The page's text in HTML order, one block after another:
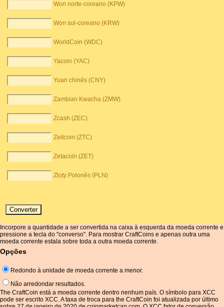
Won norte-coreano (KPW)
Won sul-coreano (KRW)
WorldCoin (WDC)
Yacoin (YAC)
Yuan chinês (CNY)
Zambian Kwacha (ZMW)
Zcash (ZEC)
Zeitcoin (ZTC)
Zetacoin (ZET)
Zloty Polonês (PLN)
Incorpore a quantidade a ser convertida na caixa à esquerda da moeda corrente e
pressione a tecla do "converso". Para mostrar CraftCoins e apenas outra uma
moeda corrente estala sobre toda a outra moeda corrente.
Opções
Redondo à unidade de moeda corrente a menor.
Não arredondar resultados.
The CraftCoin está a moeda corrente dentro nenhum país. O símbolo para XCC
pode ser escrito XCC. A taxa de troca para the CraftCoin foi atualizada por último